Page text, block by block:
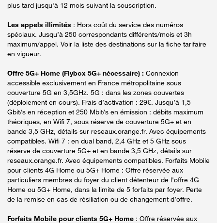
plus tard jusqu'à 12 mois suivant la souscription.
Les appels illimités : Hors coût du service des numéros
spéciaux. Jusqu’à 250 correspondants différents/mois et 3h
maximum/appel. Voir la liste des destinations sur la fiche tarifaire
en vigueur.
Offre 5G+ Home (Flybox 5G+ nécessaire) : Connexion
accessible exclusivement en France métropolitaine sous
couverture 5G en 3,5GHz. 5G : dans les zones couvertes
(déploiement en cours). Frais d’activation : 29€. Jusqu’à 1,5
Gbit/s en réception et 250 Mbit/s en émission : débits maximum
théoriques, en Wifi 7, sous réserve de couverture 5G+ et en
bande 3,5 GHz, détails sur reseaux.orange.fr. Avec équipements
compatibles. Wifi 7 : en dual band, 2,4 GHz et 5 GHz sous
réserve de couverture 5G+ et en bande 3,5 GHz, détails sur
reseaux.orange.fr. Avec équipements compatibles. Forfaits Mobile
pour clients 4G Home ou 5G+ Home : Offre réservée aux
particuliers membres du foyer du client détenteur de l'offre 4G
Home ou 5G+ Home, dans la limite de 5 forfaits par foyer. Perte
de la remise en cas de résiliation ou de changement d’offre.
Forfaits Mobile pour clients 5G+ Home : Offre réservée aux